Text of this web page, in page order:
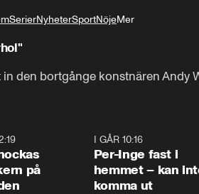
SerierNyheterSportNöjeMer
den bortgånge konstnären Andy
på
I GÅR 10:16
Per-Inge fast i
hemmet – kan
komma ut